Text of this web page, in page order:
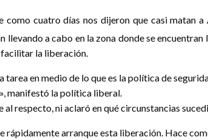
como cuatro días nos dijeron que casi matan
a cabo en la zona donde se
facilitar la liberación.
tarea en medio de lo que es la política de
manifestó la política liberal.
respecto, ni aclaró en qué circunstancias
rápidamente arranque esta liberación. Hace